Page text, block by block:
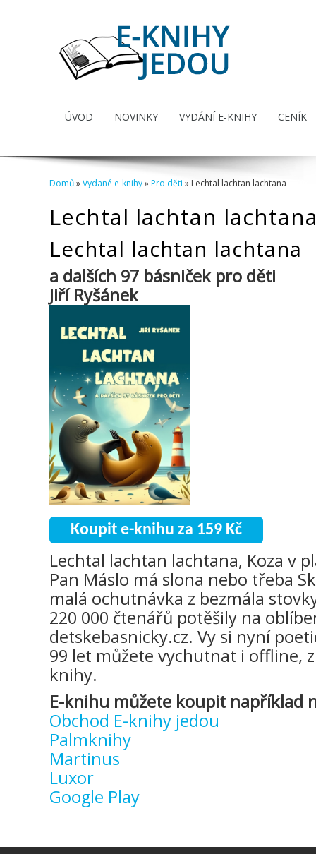
ÚVOD NOVINKY VYDÁNÍ E-KNIHY CENÍK
Domů»Vydané e-knihy»Pro děti » Lechtal lachtan lachtana
Lechtal lachtan
Lechtal lachtan lachtana
a dalších 97 básniček pro děti
Jiří Ryšánek
Koupit e-knihu za 159 Kč
Lechtal lachtan lachtana, Koza v
Pan Máslo má slona nebo třeba
malá ochutnávka z bezmála
220 000 čtenářů potěšily na
detskebasnicky.cz. Vy si nyní
99 let můžete vychutnat i offline,
knihy.
E-knihu můžete koupit například
Obchod E-knihy jedou
Palmknihy
Martinus
Luxor
Google Play